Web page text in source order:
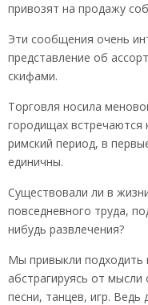
привозят на продажу
Эти сообщения очень
представление об
скифами.
Торговля носила
городищах встречаются
римский период, в
единичны.
Существовали ли в
повседневного труда,
нибудь развлечения?
Мы привыкли подходить
абстрагируясь от
песни, танцев, игр. Ведь